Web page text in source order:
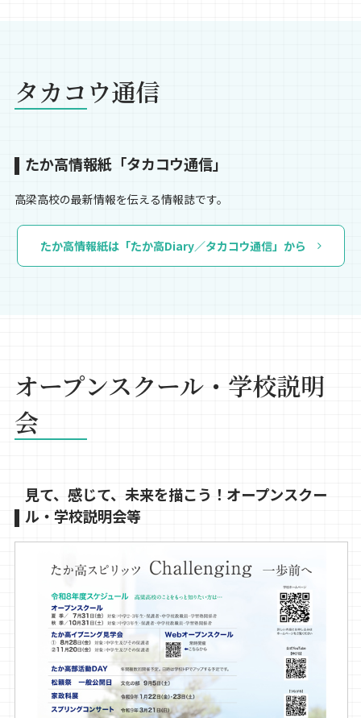
タカコウ通信
たか高情報紙「タカコウ通信」
高梁高校の最新情報を伝える情報誌です。
たか高情報紙は「たか高Diary／タカコウ通信」から
オープンスクール・学校説明
会
見て、感じて、未来を描こう！オープンスクー
ル・学校説明会等